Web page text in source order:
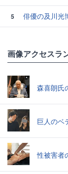
5
俳優の及川光
画像アクセスラ
森喜朗氏
巨人のベ
性被害者